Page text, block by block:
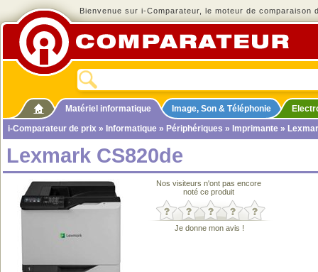
Bienvenue sur i-Comparateur, le moteur de comparaison
Matériel informatique Image, Son & Téléphonie
i-Comparateur de prix » Informatique » Périphériques » Imprimante »
Lexmark CS820de
Nos visiteurs n'ont pas encore
noté ce produit
Je donne mon avis !